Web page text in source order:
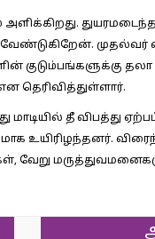
முதல்வர்
குடும்பங்களுக்கு தலா
தெரிவித்துள்ளார்.
தீ விபத்து
உயிரிழந்தனர்.
வேறு